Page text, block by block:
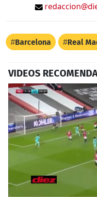
Barcelona Real
VIDEOS